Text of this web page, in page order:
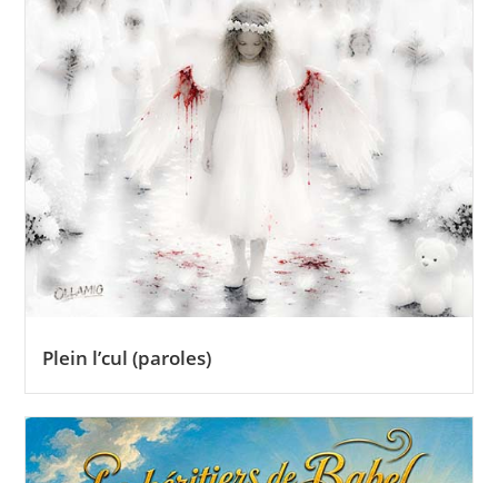
Plein l’cul (paroles)